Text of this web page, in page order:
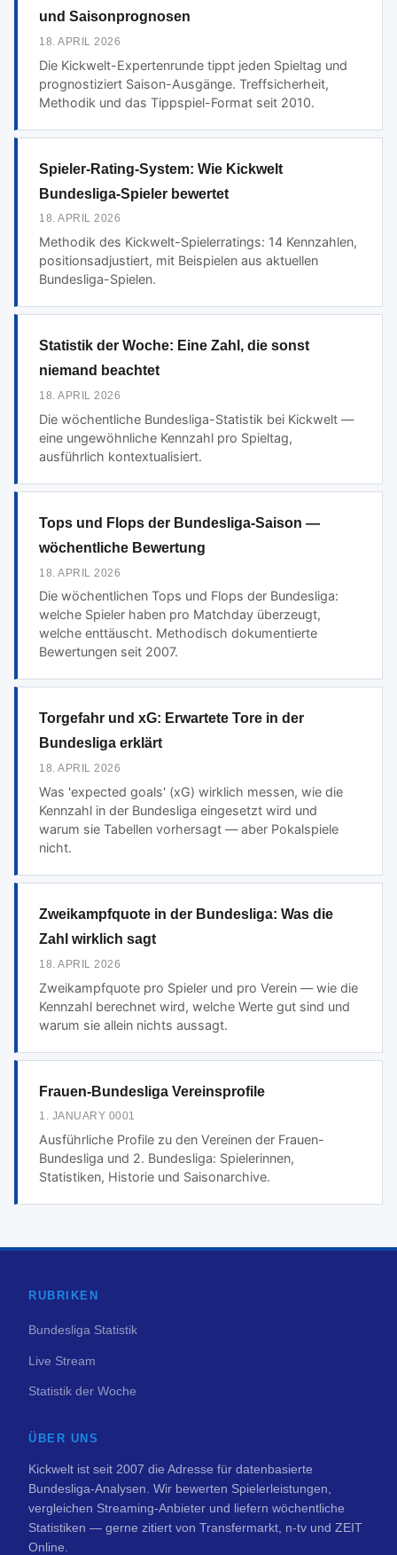
und Saisonprognosen
18. APRIL 2026
Die Kickwelt-Expertenrunde tippt jeden Spieltag und
prognostiziert Saison-Ausgänge. Treffsicherheit,
Methodik und das Tippspiel-Format seit 2010.
Spieler-Rating-System: Wie Kickwelt
Bundesliga-Spieler bewertet
18. APRIL 2026
Methodik des Kickwelt-Spielerratings: 14 Kennzahlen,
positionsadjustiert, mit Beispielen aus aktuellen
Bundesliga-Spielen.
Statistik der Woche: Eine Zahl, die sonst
niemand beachtet
18. APRIL 2026
Die wöchentliche Bundesliga-Statistik bei Kickwelt —
eine ungewöhnliche Kennzahl pro Spieltag,
ausführlich kontextualisiert.
Tops und Flops der Bundesliga-Saison —
wöchentliche Bewertung
18. APRIL 2026
Die wöchentlichen Tops und Flops der Bundesliga:
welche Spieler haben pro Matchday überzeugt,
welche enttäuscht. Methodisch dokumentierte
Bewertungen seit 2007.
Torgefahr und xG: Erwartete Tore in der
Bundesliga erklärt
18. APRIL 2026
Was 'expected goals' (xG) wirklich messen, wie die
Kennzahl in der Bundesliga eingesetzt wird und
warum sie Tabellen vorhersagt — aber Pokalspiele
nicht.
Zweikampfquote in der Bundesliga: Was die
Zahl wirklich sagt
18. APRIL 2026
Zweikampfquote pro Spieler und pro Verein — wie die
Kennzahl berechnet wird, welche Werte gut sind und
warum sie allein nichts aussagt.
Frauen-Bundesliga Vereinsprofile
1. JANUARY 0001
Ausführliche Profile zu den Vereinen der Frauen-
Bundesliga und 2. Bundesliga: Spielerinnen,
Statistiken, Historie und Saisonarchive.
RUBRIKEN
Bundesliga Statistik
Live Stream
Statistik der Woche
ÜBER UNS
Kickwelt ist seit 2007 die Adresse für datenbasierte
Bundesliga-Analysen. Wir bewerten Spielerleistungen,
vergleichen Streaming-Anbieter und liefern wöchentliche
Statistiken — gerne zitiert von Transfermarkt, n-tv und ZEIT
Online.